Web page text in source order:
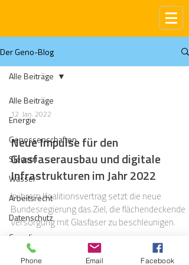
Der Geno-Blog
Alle Beiträge
Energie
Genossenschaften
Steuern
Wasser
Arbeitsrecht
Datenschutz
Compliance
Gas
Alle Beiträge
12. Jan. 2022
Neue Impulse für den
Glasfaserausbau und digitale
Infrastrukturen im Jahr 2022
In ihrem Koalitionsvertrag setzt die neue
Bundesregierung das Ziel, die flächendeckende
Versorgung mit Glasfaser zu beschleunigen.
Phone Email Facebook